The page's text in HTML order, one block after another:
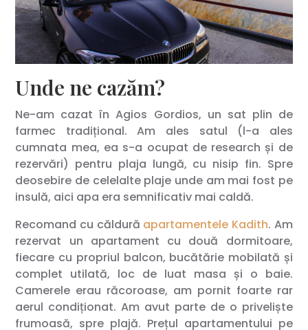
Unde ne cazăm?
Ne-am cazat în Agios Gordios, un sat plin de
farmec tradițional. Am ales satul (l-a ales
cumnata mea, ea s-a ocupat de research și de
rezervări) pentru plaja lungă, cu nisip fin. Spre
deosebire de celelalte plaje unde am mai fost pe
insulă, aici apa era semnificativ mai caldă.
Recomand cu căldură apartamentele Kadith. Am
rezervat un apartament cu două dormitoare,
fiecare cu propriul balcon, bucătărie mobilată și
complet utilată, loc de luat masa și o baie.
Camerele erau răcoroase, am pornit foarte rar
aerul condiționat. Am avut parte de o priveliște
frumoasă, spre plajă. Prețul apartamentului pe